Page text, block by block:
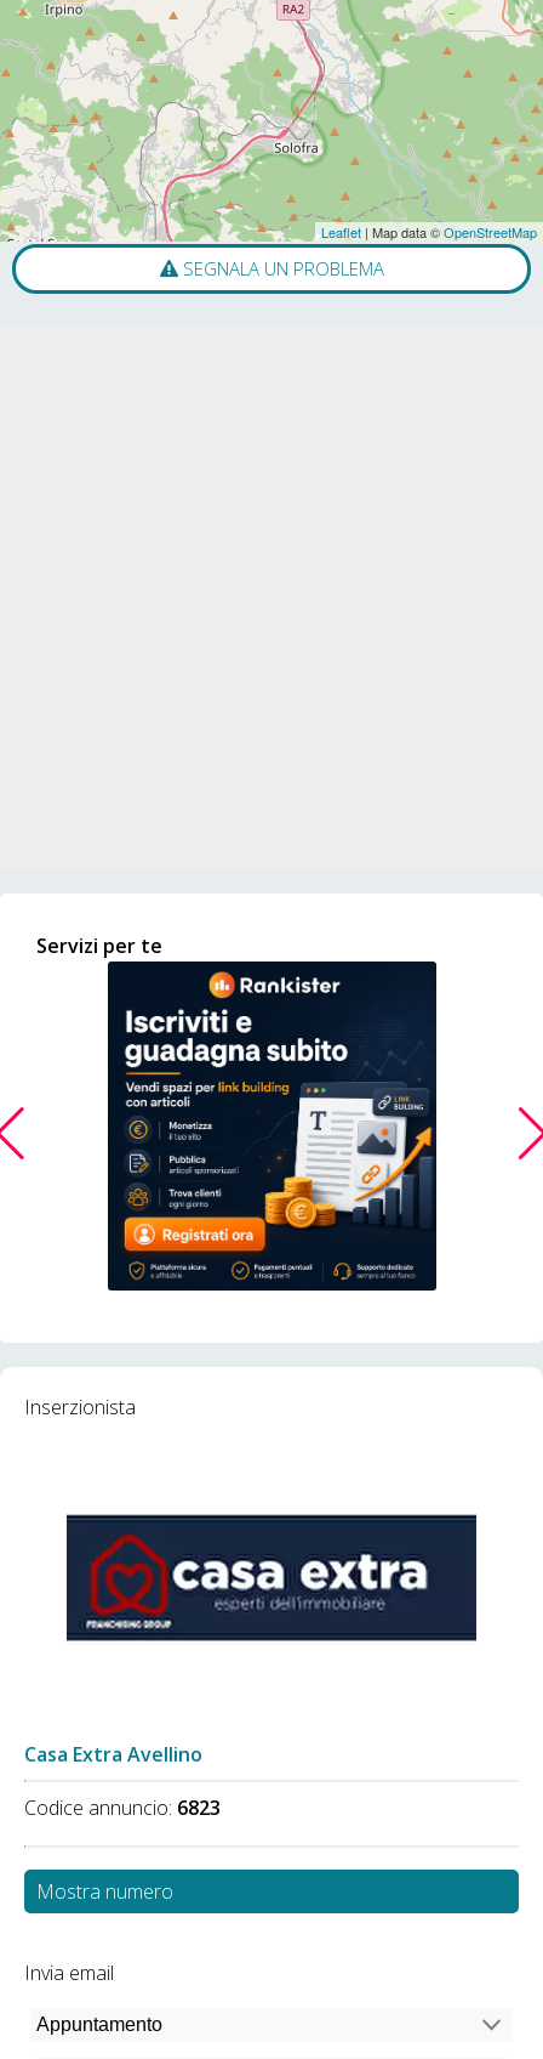
Leaflet | Map data ©OpenStreetMap
SEGNALA UN PROBLEMA
Servizi per te
Inserzionista
Casa Extra Avellino
Codice annuncio: 6823
Mostra numero
Invia email